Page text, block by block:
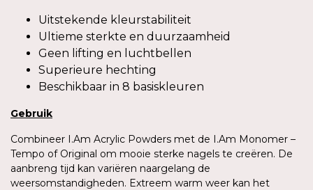
Uitstekende kleurstabiliteit
Ultieme sterkte en duurzaamheid
Geen lifting en luchtbellen
Superieure hechting
Beschikbaar in 8 basiskleuren
Gebruik
Combineer I.Am Acrylic Powders met de I.Am Monomer –
Tempo of Original om mooie sterke nagels te creëren. De
aanbreng tijd kan variëren naargelang de
weersomstandigheden. Extreem warm weer kan het